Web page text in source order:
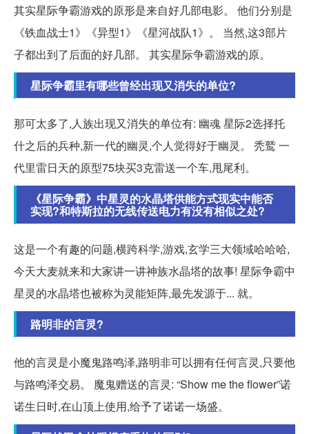
其实星际争霸游戏的原形是来自好几部电影。 他们分别是
《铁血战士1》《异型1》《星河战队1》。 当然,这3部片
子都出到了后面的好几部。 其实星际争霸游戏的原。
星际争霸里有哪些曾经出现又消失的单位?
那可太多了,人族出现又消失的单位有: 幽魂 星际2选择托
什之后的兵种,新一代的幽灵,个人觉得好于幽灵。 秃鹫 一
代里雷日天的原型75块买3克雷送一个车,甩尾利。
《星际争霸》中星灵的水晶塔供能方式现实中能否
实现?和特斯拉的无线传送电力有没有相似之处?
这是一个有趣的问题,横跨科学,游戏,玄学三大领域哈哈哈,
今天大麦就来和大家讲一讲神族水晶塔的故事! 星际争霸中
星灵的水晶塔也被称为灵能矩阵,最先发源于... 就。
路明非的言灵?
他的言灵是小魔鬼路鸣泽,路明非可以拥有任何言灵,只要他
与路鸣泽交易。 魔鬼赠送的言灵: “Show me the flower”诺
诺生日时,在山顶上使用,给予了诺诺一场盛。